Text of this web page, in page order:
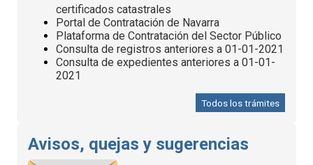
certificados catastrales
Portal de Contratación de Navarra
Plataforma de Contratación del Sector Público
Consulta de registros anteriores a 01-01-2021
Consulta de expedientes anteriores a 01-01-
2021
Todos los trámites
Avisos, quejas y sugerencias